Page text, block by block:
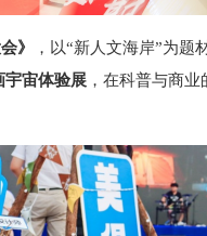
》 ，以“新人文海岸”为题
宇宙体验展 ，在科普与商